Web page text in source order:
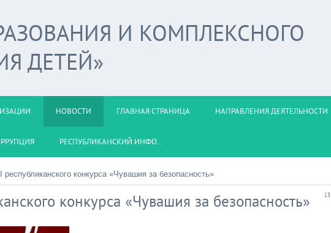
И КОМПЛЕКСНОГО
ДЕТЕЙ»
НОВОСТИ ГЛАВНАЯ СТРАНИЦА НАПРАВЛЕНИЯ ДЕЯТЕЛЬНОСТИ
РЕСПУБЛИКАНСКИЙ ИНФО...
республиканского конкурса «Чувашия за безопасность»
конкурса «Чувашия за безопасность»